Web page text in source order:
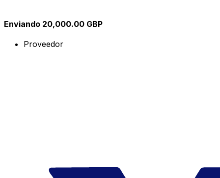
Enviando 20,000.00 GBP
Proveedor